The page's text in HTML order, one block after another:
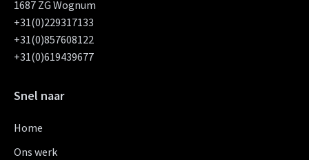
1687 ZG Wognum
+31(0)229317133
+31(0)857608122
+31(0)619439677
Snel naar
Home
Ons werk